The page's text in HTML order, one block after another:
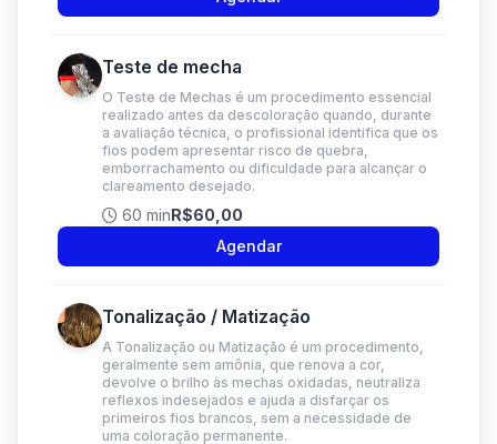
Teste de mecha
O Teste de Mechas é um procedimento essencial
realizado antes da descoloração quando, durante
a avaliação técnica, o profissional identifica que os
fios podem apresentar risco de quebra,
emborrachamento ou dificuldade para alcançar o
clareamento desejado.
60 minR$60,00
Agendar
Tonalização / Matização
A Tonalização ou Matização é um procedimento,
geralmente sem amônia, que renova a cor,
devolve o brilho às mechas oxidadas, neutraliza
reflexos indesejados e ajuda a disfarçar os
primeiros fios brancos, sem a necessidade de
uma coloração permanente.